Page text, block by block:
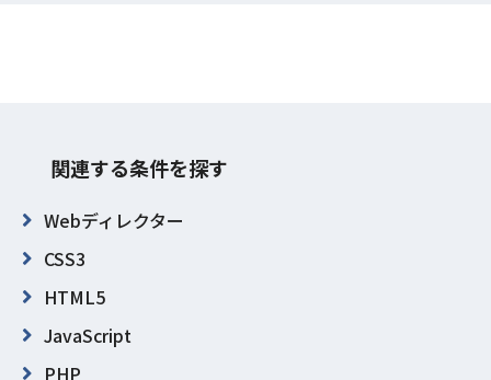
関連する条件を探す
Webディレクター
CSS3
HTML5
JavaScript
PHP